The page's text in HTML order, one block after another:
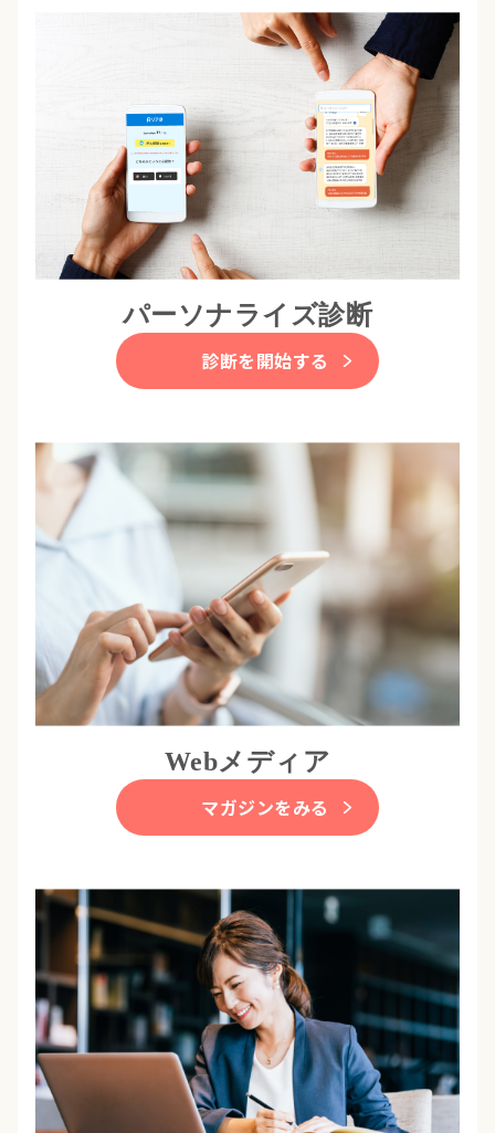
パーソナライズ診断
診断を開始する
Webメディア
マガジンをみる